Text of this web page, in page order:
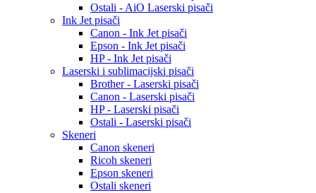
Ostali - AiO Laserski pisači
Ink Jet pisači
Canon - Ink Jet pisači
Epson - Ink Jet pisači
HP - Ink Jet pisači
Laserski i sublimacijski pisači
Brother - Laserski pisači
Canon - Laserski pisači
HP - Laserski pisači
Ostali - Laserski pisači
Skeneri
Canon skeneri
Ricoh skeneri
Epson skeneri
Ostali skeneri